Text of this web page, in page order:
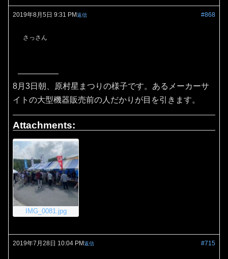
2019年8月5日 9:31 PM #868
返信
さっさん
8月3日朝、原村星まつりの様子です。あるメーカーサ
イトの大型機器販売前の人だかりが目を引きます。
Attachments:
IMG_0081.jpg
2019年7月28日 10:04 PM #715
返信